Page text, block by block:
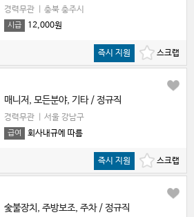
경력무관 충북 충주시
시급 12,000원
즉시 지원
매니저, 모든분야, 기타 / 정규직
경력무관 서울 강남구
급여 회사내규에 따름
즉시 지원
숯불장치, 주방보조, 주차 / 정규직